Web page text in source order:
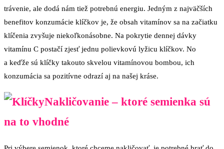
trávenie, ale dodá nám tiež potrebnú energiu. Jedným z najväčších
benefitov konzumácie klíčkov je, že obsah vitamínov sa na začiatku
klíčenia zvyšuje niekoľkonásobne. Na pokrytie dennej dávky
vitamínu C postačí zjesť jednu polievkovú lyžicu klíčkov. No
a keďže sú klíčky takouto skvelou vitamínovou bombou, ich
konzumácia sa pozitívne odrazí aj na našej kráse.
Nakličovanie – ktoré semienka sú
na to vhodné